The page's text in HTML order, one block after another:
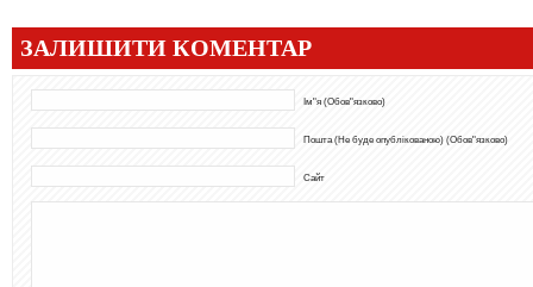
ЗАЛИШИТИ КОМЕНТАР
Ім"я (Обов"язково)
Пошта (Не буде опублікованою) (Обов"язково)
Сайт